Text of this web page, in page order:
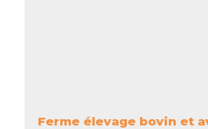
Ferme élevage bovin et